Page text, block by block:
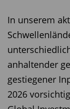
starke
politischen
indischen
Subkontinent
2030 zu den
In unserem
anhaltender
gestiegener
2026